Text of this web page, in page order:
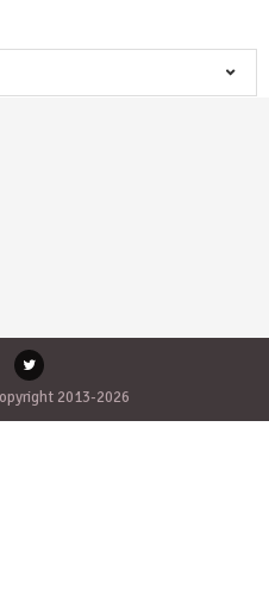
2013-2026